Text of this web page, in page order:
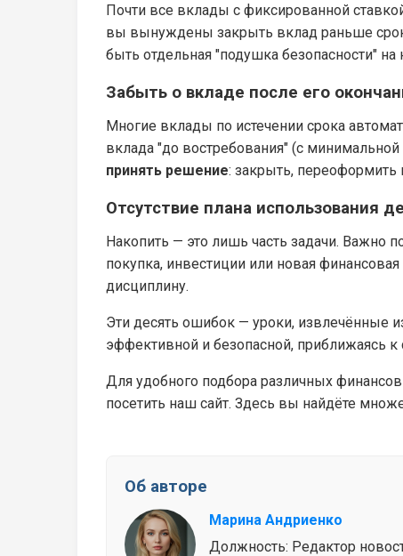
Почти все вклады с фиксированной
вы вынуждены закрыть вклад раньше
быть отдельная "подушка безопасности" на
Забыть о вкладе после его
Многие вклады по истечении срока
вклада "до востребования" (с
принять решение: закрыть, переоформить
Отсутствие плана использования
Накопить — это лишь часть задачи. Важно
покупка, инвестиции или новая
дисциплину.
Эти десять ошибок — уроки, извлечённые
эффективной и безопасной, приближаясь
Для удобного подбора различных
посетить наш сайт. Здесь вы найдёте
Об авторе
Марина Андриенко
Должность: Редактор